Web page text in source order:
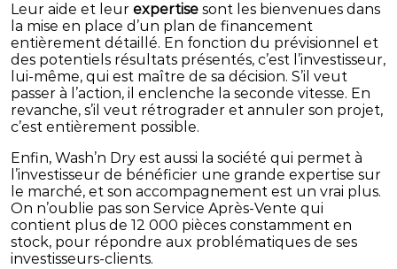
Leur aide et leurexpertise sont les bienvenues dans
la mise en place d’un plan de financement
entièrement détaillé. En fonction du prévisionnel et
des potentiels résultats présentés, c’est l’investisseur,
lui-même, qui est maître de sa décision. S’il veut
passer à l’action, il enclenche la seconde vitesse. En
revanche, s’il veut rétrograder et annuler son projet,
c’est entièrement possible.
Enfin, Wash’n Dry est aussi la société qui permet à
l’investisseur de bénéficier une grande expertise sur
le marché, et son accompagnement est un vrai plus.
On n’oublie pas son Service Après-Vente qui
contient plus de 12 000 pièces constamment en
stock, pour répondre aux problématiques de ses
investisseurs-clients.